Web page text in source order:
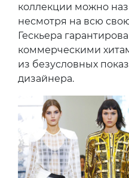
коллекции можно
несмотря на всю
Гескьера
коммерческими
из безусловных
дизайнера.